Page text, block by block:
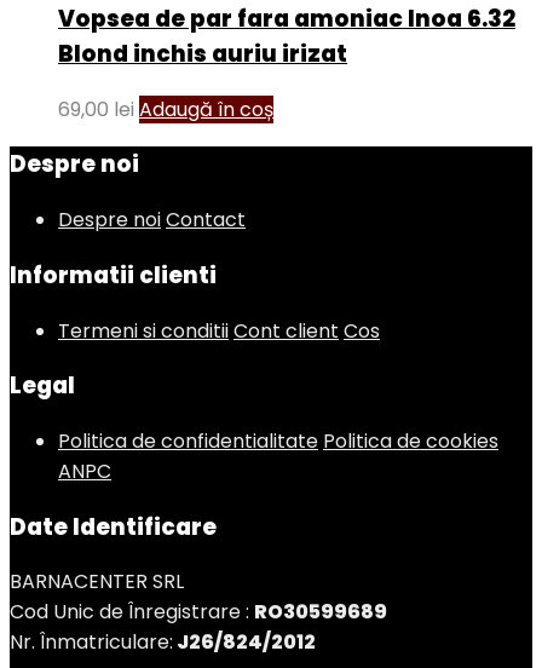
Vopsea de par fara amoniac Inoa 6.32
Blond inchis auriu irizat
69,00 lei Adaugă în coș
Despre noi
Despre noiContact
Informatii clienti
Termeni si conditiiCont client Cos
Legal
Politica de confidentialitate Politica de cookies
ANPC
Date Identificare
BARNACENTER SRL
Cod Unic de Înregistrare : RO30599689
Nr. Înmatriculare: J26/824/2012